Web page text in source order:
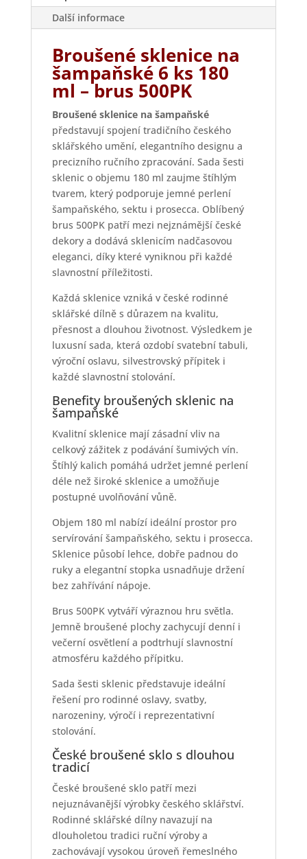
Další informace
Broušené sklenice na
šampaňské 6 ks 180
ml – brus 500PK
Broušené sklenice na šampaňské
představují spojení tradičního českého
sklářského umění, elegantního designu a
precizního ručního zpracování. Sada šesti
sklenic o objemu 180 ml zaujme štíhlým
tvarem, který podporuje jemné perlení
šampaňského, sektu i prosecca. Oblíbený
brus 500PK patří mezi nejznámější české
dekory a dodává sklenicím nadčasovou
eleganci, díky které vyniknou při každé
slavnostní příležitosti.
Každá sklenice vzniká v české rodinné
sklářské dílně s důrazem na kvalitu,
přesnost a dlouhou životnost. Výsledkem je
luxusní sada, která ozdobí svatební tabuli,
výroční oslavu, silvestrovský přípitek i
každé slavnostní stolování.
Benefity broušených sklenic na
šampaňské
Kvalitní sklenice mají zásadní vliv na
celkový zážitek z podávání šumivých vín.
Štíhlý kalich pomáhá udržet jemné perlení
déle než široké sklenice a umožňuje
postupné uvolňování vůně.
Objem 180 ml nabízí ideální prostor pro
servírování šampaňského, sektu i prosecca.
Sklenice působí lehce, dobře padnou do
ruky a elegantní stopka usnadňuje držení
bez zahřívání nápoje.
Brus 500PK vytváří výraznou hru světla.
Jemně broušené plochy zachycují denní i
večerní osvětlení a podtrhují slavnostní
atmosféru každého přípitku.
Sada šesti sklenic představuje ideální
řešení pro rodinné oslavy, svatby,
narozeniny, výročí i reprezentativní
stolování.
České broušené sklo s dlouhou
tradicí
České broušené sklo patří mezi
nejuznávanější výrobky českého sklářství.
Rodinné sklářské dílny navazují na
dlouholetou tradici ruční výroby a
zachovávají vysokou úroveň řemeslného